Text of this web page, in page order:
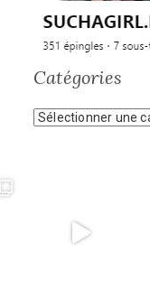
Catégories
Catégories